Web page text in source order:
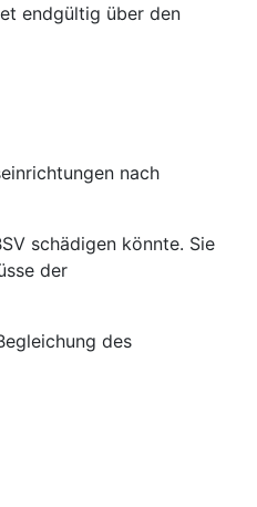
endgültig über den
nach
schädigen könnte. Sie
der
des